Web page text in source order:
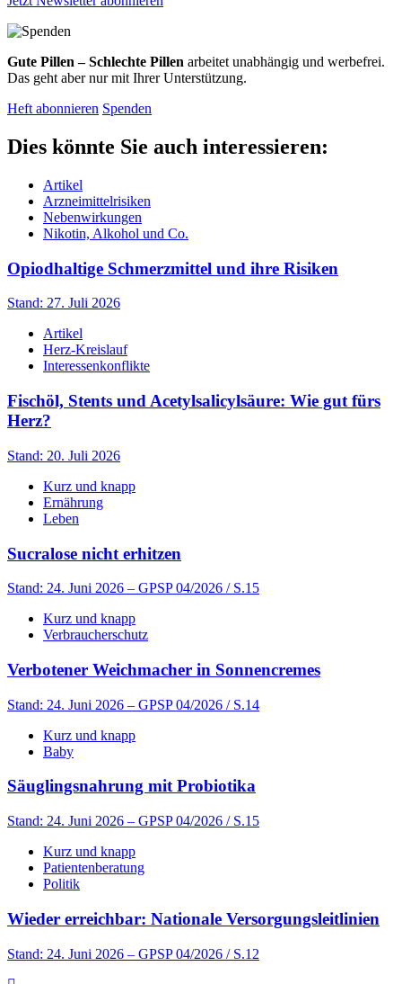
Gute Pillen – Schlechte Pillen arbeitet unabhängig und werbefrei.
Das geht aber nur mit Ihrer Unterstützung.
Heft abonnieren Spenden
Dies könnte Sie auch interessieren:
Artikel
Arzneimittelrisiken
Nebenwirkungen
Nikotin, Alkohol und Co.
Opiodhaltige Schmerzmittel und ihre Risiken
Stand: 27. Juli 2026
Artikel
Herz-Kreislauf
Interessenkonflikte
Fischöl, Stents und Acetylsalicylsäure: Wie gut fürs
Herz?
Stand: 20. Juli 2026
Kurz und knapp
Ernährung
Leben
Sucralose nicht erhitzen
Stand: 24. Juni 2026 – GPSP 04/2026 / S.15
Kurz und knapp
Verbraucherschutz
Verbotener Weichmacher in Sonnencremes
Stand: 24. Juni 2026 – GPSP 04/2026 / S.14
Kurz und knapp
Baby
Säuglingsnahrung mit Probiotika
Stand: 24. Juni 2026 – GPSP 04/2026 / S.15
Kurz und knapp
Patientenberatung
Politik
Wieder erreichbar: Nationale Versorgungsleitlinien
Stand: 24. Juni 2026 – GPSP 04/2026 / S.12